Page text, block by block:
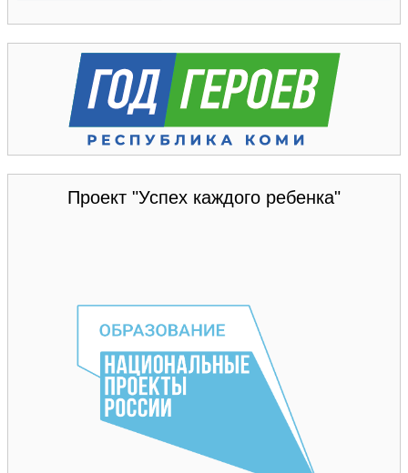
Проект "Успех каждого ребенка"